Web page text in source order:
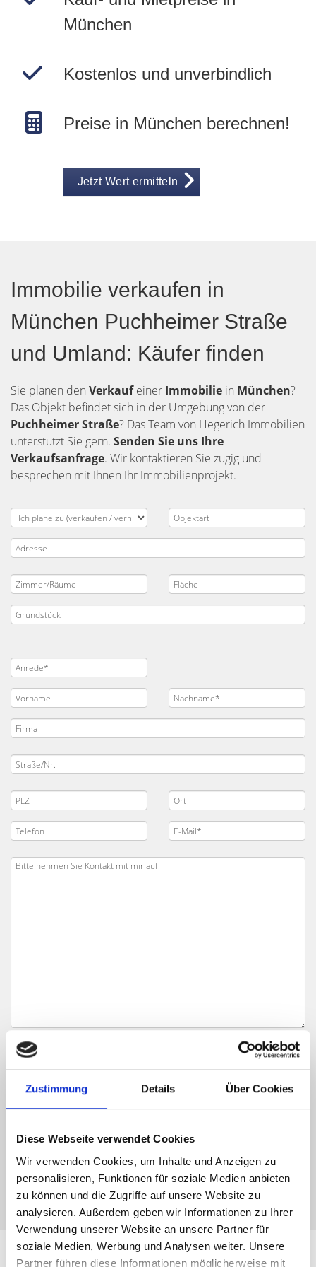
Zustimmung Details Über Cookies
Diese Webseite verwendet Cookies
Wir verwenden Cookies, um Inhalte und Anzeigen zu
personalisieren, Funktionen für soziale Medien anbieten
zu können und die Zugriffe auf unsere Website zu
analysieren. Außerdem geben wir Informationen zu Ihrer
Verwendung unserer Website an unsere Partner für
soziale Medien, Werbung und Analysen weiter. Unsere
Partner führen diese Informationen möglicherweise mit
München
Kostenlos und unverbindlich
Preise in München berechnen!
Jetzt Wert ermitteln
Immobilie verkaufen in
München Puchheimer Straße
und Umland: Käufer finden
Sie planen den Verkaufeiner Immobilie in München?
Das Objekt befindet sich in der Umgebung von der
Puchheimer Straße? Das Team von Hegerich Immobilien
unterstützt Sie gern. Senden Sie uns Ihre
Verkaufsanfrage. Wir kontaktieren Sie zügig und
besprechen mit Ihnen Ihr Immobilienprojekt.
Ich habe die
zur Kenntnis genommen. Ich stimme
zu, dass meine Angaben und Daten zur Beantwortung meiner Anfrage
elektronisch erhoben und gespeichert werden.
Hinweis: Sie können Ihre Einwilligung jederzeit für die Zukunft per E-Mail
* Pflichtfelder